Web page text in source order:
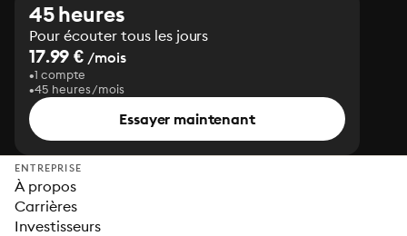
45 heures
Pour écouter tous les jours
17.99 € /mois
1 compte
45 heures/mois
Essayer maintenant
ENTREPRISE
À propos
Carrières
Investisseurs